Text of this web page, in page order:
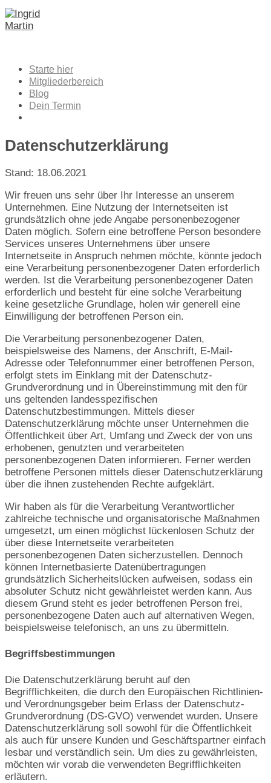
Zum
Inhalt
springen
Starte hier
Mitgliederbereich
Blog
Dein Termin
Datenschutzerklärung
Stand: 18.06.2021
Wir freuen uns sehr über Ihr Interesse an unserem
Unternehmen. Eine Nutzung der Internetseiten ist
grundsätzlich ohne jede Angabe personenbezogener
Daten möglich. Sofern eine betroffene Person besondere
Services unseres Unternehmens über unsere
Internetseite in Anspruch nehmen möchte, könnte jedoch
eine Verarbeitung personenbezogener Daten erforderlich
werden. Ist die Verarbeitung personenbezogener Daten
erforderlich und besteht für eine solche Verarbeitung
keine gesetzliche Grundlage, holen wir generell eine
Einwilligung der betroffenen Person ein.
Die Verarbeitung personenbezogener Daten,
beispielsweise des Namens, der Anschrift, E-Mail-
Adresse oder Telefonnummer einer betroffenen Person,
erfolgt stets im Einklang mit der Datenschutz-
Grundverordnung und in Übereinstimmung mit den für
uns geltenden landesspezifischen
Datenschutzbestimmungen. Mittels dieser
Datenschutzerklärung möchte unser Unternehmen die
Öffentlichkeit über Art, Umfang und Zweck der von uns
erhobenen, genutzten und verarbeiteten
personenbezogenen Daten informieren. Ferner werden
betroffene Personen mittels dieser Datenschutzerklärung
über die ihnen zustehenden Rechte aufgeklärt.
Wir haben als für die Verarbeitung Verantwortlicher
zahlreiche technische und organisatorische Maßnahmen
umgesetzt, um einen möglichst lückenlosen Schutz der
über diese Internetseite verarbeiteten
personenbezogenen Daten sicherzustellen. Dennoch
können Internetbasierte Datenübertragungen
grundsätzlich Sicherheitslücken aufweisen, sodass ein
absoluter Schutz nicht gewährleistet werden kann. Aus
diesem Grund steht es jeder betroffenen Person frei,
personenbezogene Daten auch auf alternativen Wegen,
beispielsweise telefonisch, an uns zu übermitteln.
Begriffsbestimmungen
Die Datenschutzerklärung beruht auf den
Begrifflichkeiten, die durch den Europäischen Richtlinien-
und Verordnungsgeber beim Erlass der Datenschutz-
Grundverordnung (DS-GVO) verwendet wurden. Unsere
Datenschutzerklärung soll sowohl für die Öffentlichkeit
als auch für unsere Kunden und Geschäftspartner einfach
lesbar und verständlich sein. Um dies zu gewährleisten,
möchten wir vorab die verwendeten Begrifflichkeiten
erläutern.